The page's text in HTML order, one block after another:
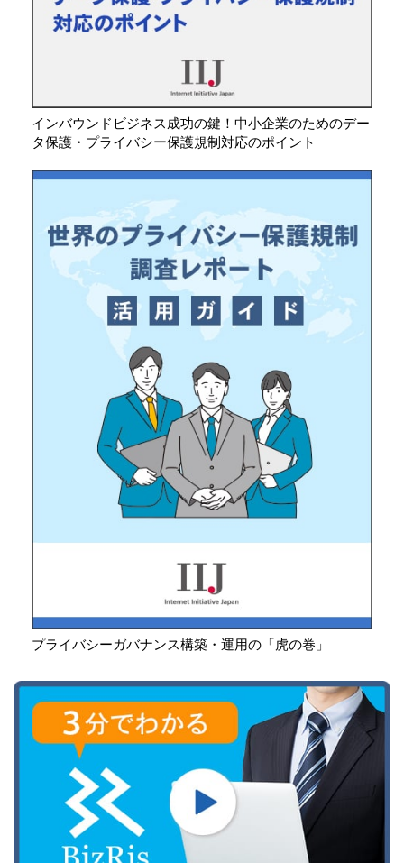
インバウンドビジネス成功の鍵！中小企業のためのデー
タ保護・プライバシー保護規制対応のポイント
プライバシーガバナンス構築・運用の「虎の巻」